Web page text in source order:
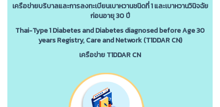
เครือข่ายบริบาลและการลงทะเบียนเบาหวานชนิดที่ 1 และเบาหวานวินิจฉัย
ก่อนอายุ 30 ปี
Thai-Type 1 Diabetes and Diabetes diagnosed before Age 30
years Registry, Care and Network (T1DDAR CN)
เครือข่าย T1DDAR CN